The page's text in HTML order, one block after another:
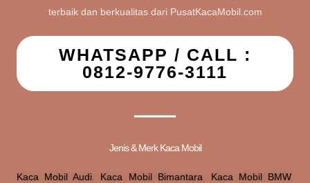
terbaik dan berkualitas dari PusatKacaMobil.com
WHATSAPP / CALL :
0812-9776-3111
Jenis & Merk Kaca Mobil
Kaca Mobil Audi Kaca Mobil Bimantara Kaca Mobil BMW,